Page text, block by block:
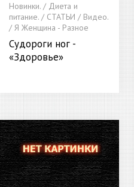
Новинки. / Диета и
питание. / СТАТЬИ / Видео.
/ Я Женщина - Разное
Судороги ног -
«Здоровье»